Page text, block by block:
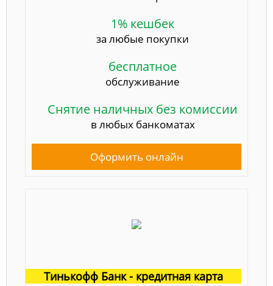
1% кешбек
за любые покупки
бесплатное
обслуживание
Снятие наличных без комиссии
в любых банкоматах
Оформить онлайн
Тинькофф Банк - кредитная карта